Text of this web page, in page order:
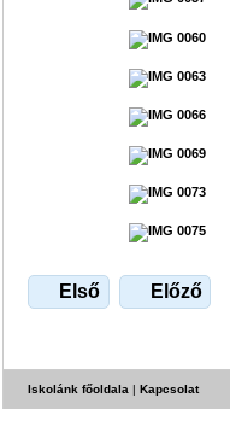
Első Előző
Iskolánk főoldala | Kapcsolat